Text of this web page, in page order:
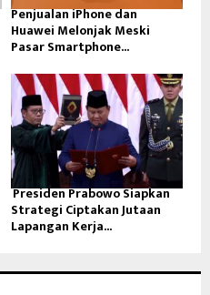
Penjualan iPhone dan
Huawei Melonjak Meski
Pasar Smartphone...
Presiden Prabowo Siapkan
Strategi Ciptakan Jutaan
Lapangan Kerja...